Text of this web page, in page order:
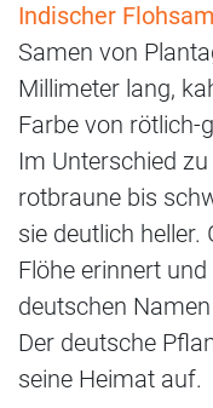
Indischer
Samen von
Millimeter lang,
Farbe von rötlich-
Im Unterschied
rotbraune bis
sie deutlich heller.
Flöhe erinnert
deutschen
Der deutsche
seine Heimat auf.